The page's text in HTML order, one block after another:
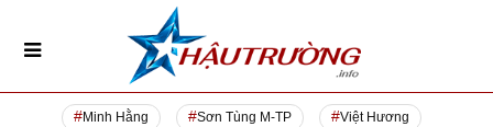
Minh Hằng Sơn Tùng M-TP Việt Hương